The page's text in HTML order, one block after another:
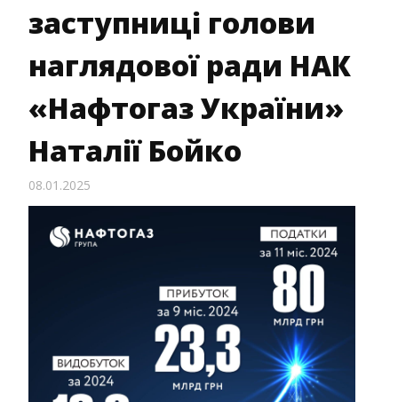
заступниці голови
наглядової ради НАК
«Нафтогаз України»
Наталії Бойко
08.01.2025